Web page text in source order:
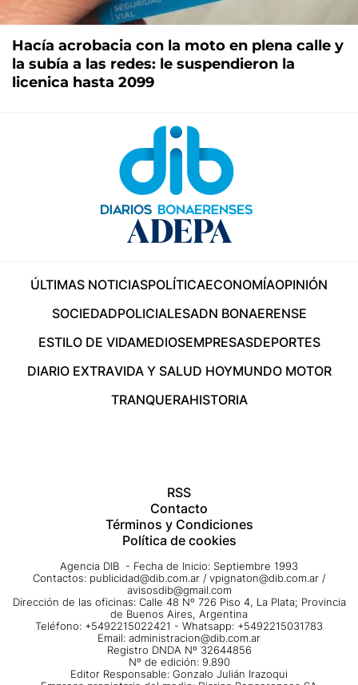
Hacía acrobacia con la moto en plena calle y
la subía a las redes: le suspendieron la
licenica hasta 2099
ÚLTIMAS NOTICIASPOLÍTICAECONOMÍAOPINIÓN
SOCIEDADPOLICIALESADN BONAERENSE
ESTILO DE VIDAMEDIOSEMPRESASDEPORTES
DIARIO EXTRAVIDA Y SALUD HOYMUNDO MOTOR
TRANQUERAHISTORIA
RSS
Contacto
Términos y Condiciones
Política de cookies
Agencia DIB - Fecha de Inicio: Septiembre 1993
Contactos: publicidad@dib.com.ar / vpignaton@dib.com.ar /
avisosdib@gmail.com
Dirección de las oficinas: Calle 48 Nº 726 Piso 4, La Plata; Provincia
de Buenos Aires, Argentina
Teléfono: +5492215022421 - Whatsapp: +5492215031783
Email: administracion@dib.com.ar
Registro DNDA Nº 32644856
Nº de edición: 9.890
Editor Responsable: Gonzalo Julián Irazoqui